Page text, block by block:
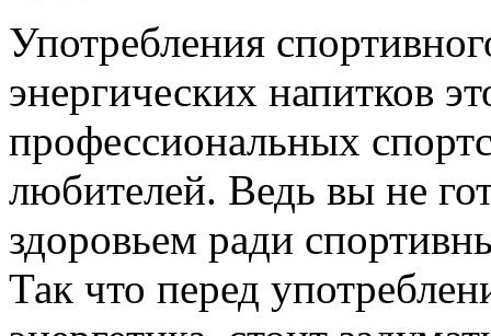
Употребления
энергических напитков
профессиональных
любителей. Ведь вы не
здоровьем ради
Так что перед